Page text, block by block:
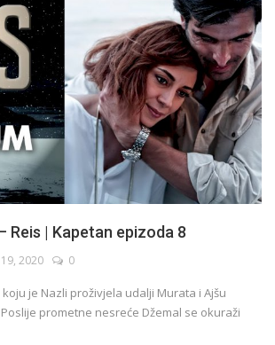
Reis | Kapetan epizoda 8
2020 0
je Nazli proživjela udalji Murata i Ajšu
prometne nesreće Džemal se okuraži